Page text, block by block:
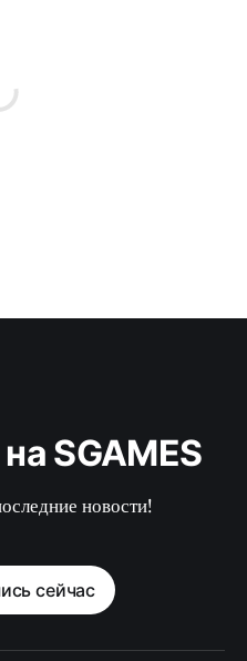
SGAMES
новости!
сейчас